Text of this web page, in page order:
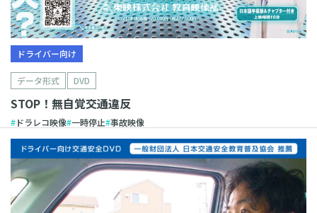
ドライバー向け
データ形式 DVD
STOP！無自覚交通違反
ドラレコ映像 一時停止 事故映像